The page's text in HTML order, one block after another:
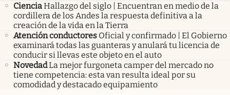
CienciaHallazgo del siglo | Encuentran en medio de la
cordillera de los Andes la respuesta definitiva a la
creación de la vida en la Tierra
Atención conductores Oficial y confirmado | El Gobierno
examinará todas las guanteras y anulará tu licencia de
conducir si llevas este objeto en el auto
NovedadLa mejor furgoneta camper del mercado no
tiene competencia: esta van resulta ideal por su
comodidad y destacado equipamiento